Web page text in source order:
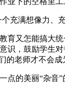
满想像力、充
又怎能搞大统
识，鼓励学生
的老师才不会成
的美丽“杂音”